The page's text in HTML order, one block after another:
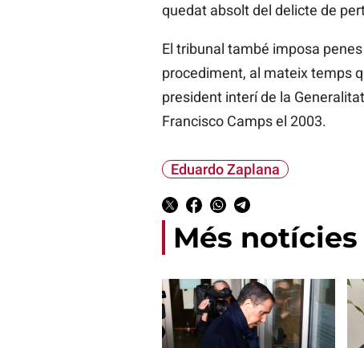
quedat absolt del delicte de
El tribunal també imposa
procediment, al mateix temps
president interí de la
Francisco Camps el 2003.
Eduardo Zaplana
Més notícies